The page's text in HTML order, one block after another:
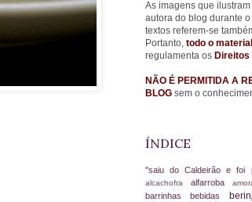
As imagens que
autora do blog durante
textos referem-se
Portanto, todo o
regulamenta os
NÃO É PERMITIDA A
BLOG sem o
ÍNDICE
"saiu do Caldeirão e foi
alcachofra alfarroba
barrinhasbebidas